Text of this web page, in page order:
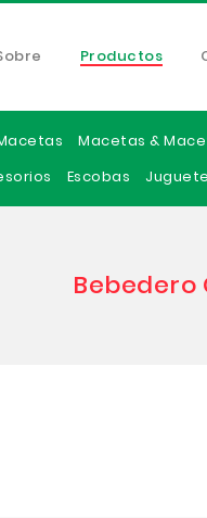
Productos
Macetas &
Escobas
Bebedero